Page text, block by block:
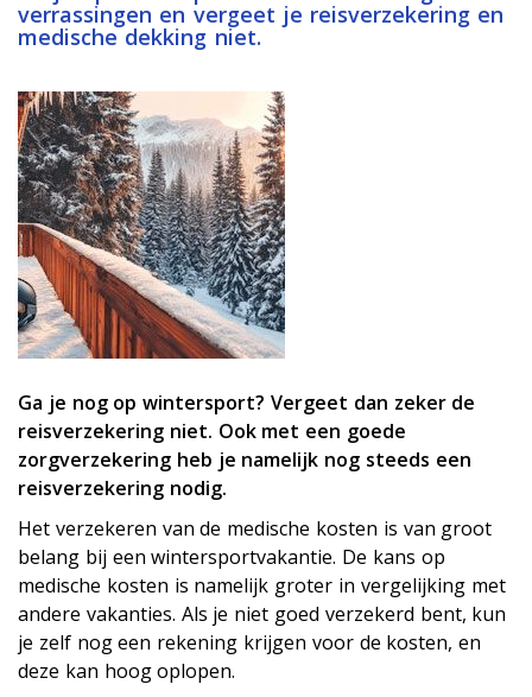
verrassingen en vergeet je reisverzekering en
medische dekking niet.
Ga je nog op wintersport? Vergeet dan zeker de
reisverzekering niet. Ook met een goede
zorgverzekering heb je namelijk nog steeds een
reisverzekering nodig.
Het verzekeren van de medische kosten is van groot
belang bij een wintersportvakantie. De kans op
medische kosten is namelijk groter in vergelijking met
andere vakanties. Als je niet goed verzekerd bent, kun
je zelf nog een rekening krijgen voor de kosten, en
deze kan hoog oplopen.